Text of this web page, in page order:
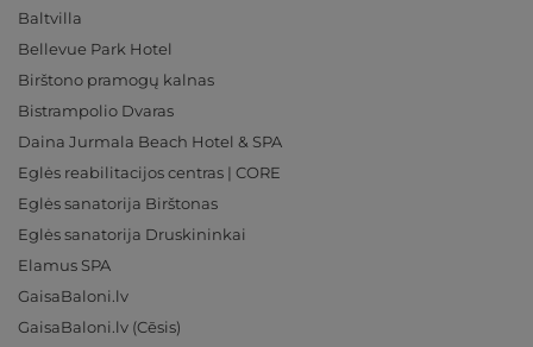
Baltvilla
Bellevue Park Hotel
Birštono pramogų kalnas
Bistrampolio Dvaras
Daina Jurmala Beach Hotel & SPA
Eglės reabilitacijos centras | CORE
Eglės sanatorija Birštonas
Eglės sanatorija Druskininkai
Elamus SPA
GaisaBaloni.lv
GaisaBaloni.lv (Cēsis)